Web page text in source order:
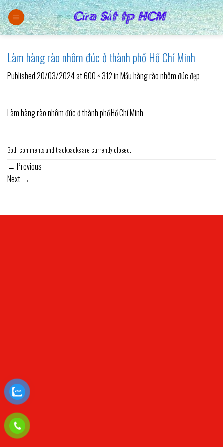
Skip
to
content
Làm hàng rào nhôm đúc ở thành phố Hồ Chí Minh
Published20/03/2024at600 × 312inMẫu hàng rào nhôm đúc đẹp
Làm hàng rào nhôm đúc ở thành phố Hồ Chí Minh
Both comments and trackbacks are currently closed.
← Previous
Next →